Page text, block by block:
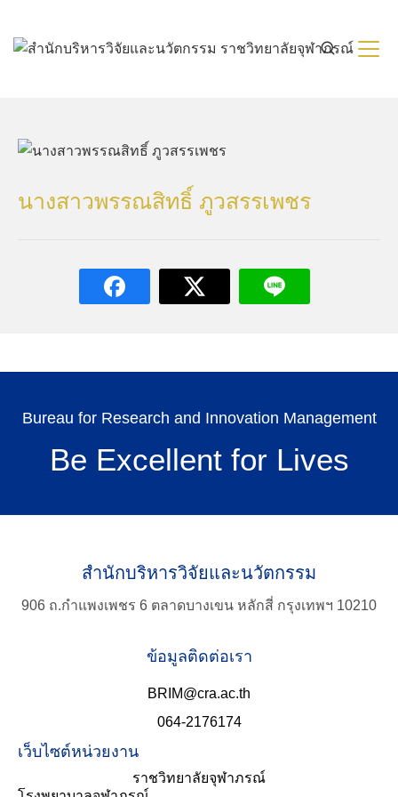
content
นางสาวพรรณสิทธิ์ ภูวสรรเพชร
Bureau for Research and Innovation Management
Be Excellent for Lives
สำนักบริหารวิจัยและนวัตกรรม
906 ถ.กำแพงเพชร 6 ตลาดบางเขน หลักสี่ กรุงเทพฯ 10210
ข้อมูลติดต่อเรา
BRIM@cra.ac.th
064-2176174
เว็บไซต์หน่วยงาน
ราชวิทยาลัยจุฬาภรณ์